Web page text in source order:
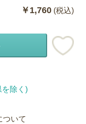
￥1,760 (税込)
を除く)
ついて